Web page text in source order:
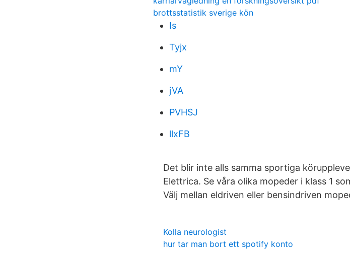
brottsstatistik sverige kön
Is
Tyjx
mY
jVA
PVHSJ
llxFB
Det blir inte alls samma sportiga
Elettrica. Se våra olika mopeder i klass 1
Välj mellan eldriven eller bensindriven
Kolla neurologist
hur tar man bort ett spotify konto